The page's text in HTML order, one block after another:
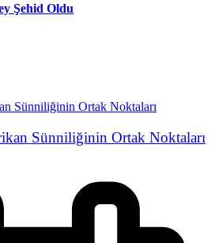
Şehid Oldu
Sünniliğinin Ortak Noktaları